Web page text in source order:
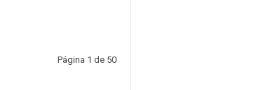
Página 1 de 50